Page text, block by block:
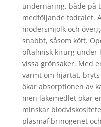
undernäring, både på
medföljande fodralet.
modersmjölk och
snabbt, såsom kött.
oftalmisk kirurg under
vissa grönsaker. Med
varmt om hjärtat,
ökar absorptionen av
men läkemedlet ökar
minskar
plasmafibrinogenet